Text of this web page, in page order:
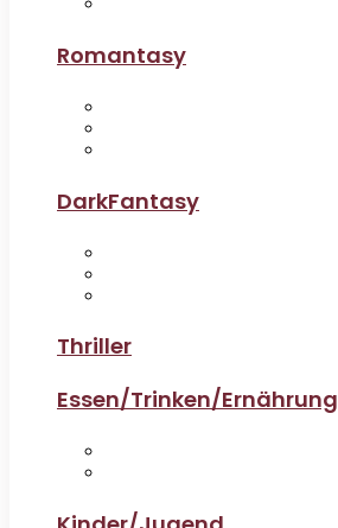
Romantasy
DarkFantasy
Thriller
Essen/Trinken/Ernährung